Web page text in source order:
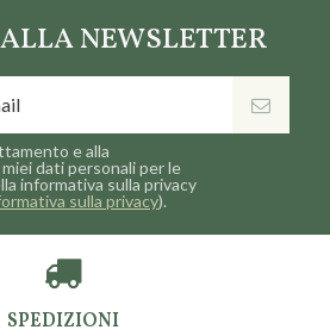
NEWSLETTER
e alla
dati personali per le
informativa sulla privacy
sulla privacy).
SPEDIZIONI